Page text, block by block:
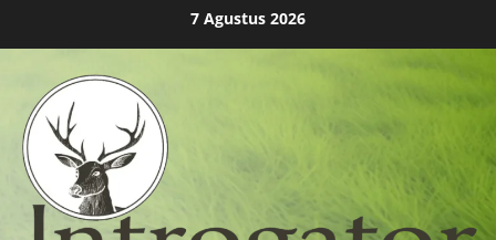
7 Agustus 2026